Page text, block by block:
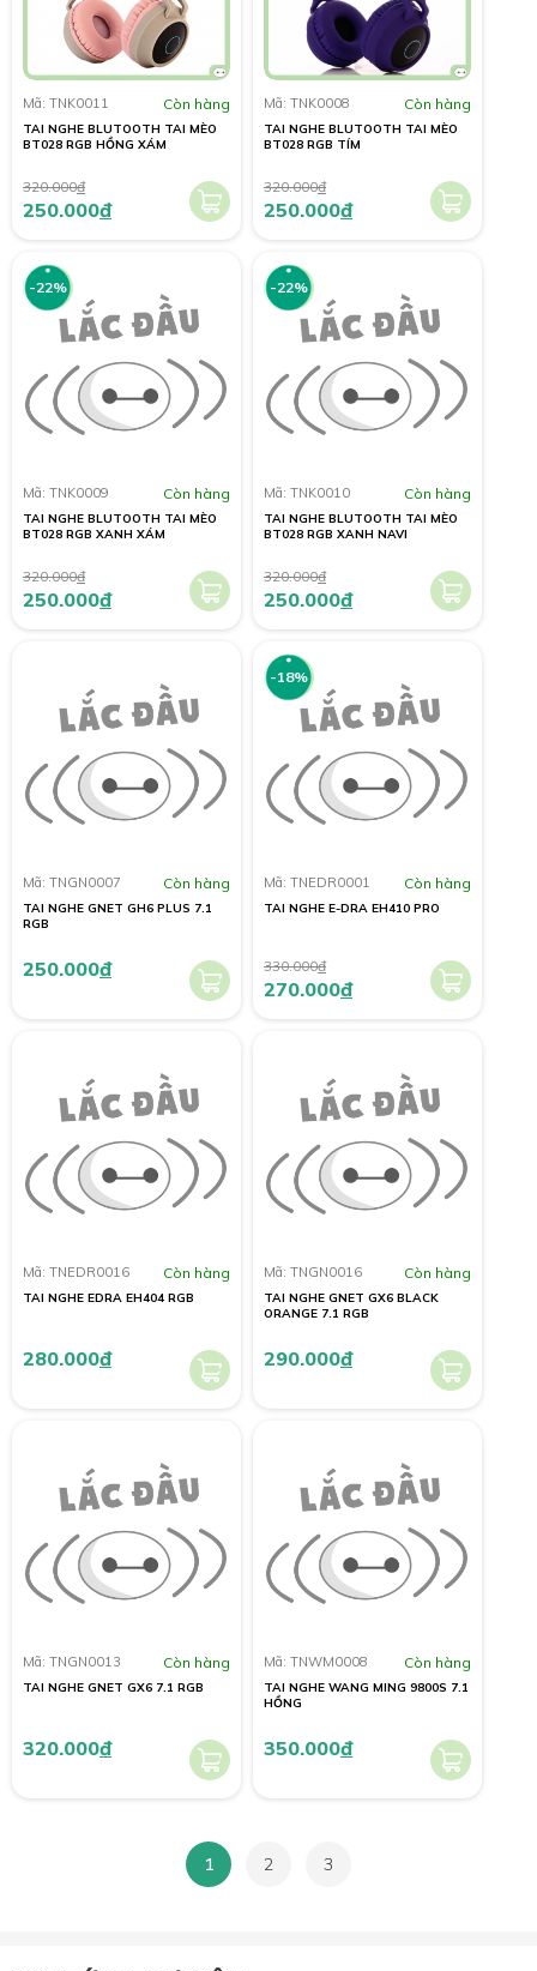
Mã: TNK0011 Còn hàng
TAI NGHE BLUTOOTH TAI MÈO
BT028 RGB HỒNG XÁM
320.000đ
250.000đ
Mã: TNK0008 Còn hàng
TAI NGHE BLUTOOTH TAI MÈO
BT028 RGB TÍM
320.000đ
250.000đ
-22%
Mã: TNK0009 Còn hàng
TAI NGHE BLUTOOTH TAI MÈO
BT028 RGB XANH XÁM
320.000đ
250.000đ
-22%
Mã: TNK0010 Còn hàng
TAI NGHE BLUTOOTH TAI MÈO
BT028 RGB XANH NAVI
320.000đ
250.000đ
Mã: TNGN0007 Còn hàng
TAI NGHE GNET GH6 PLUS 7.1
RGB
250.000đ
-18%
Mã: TNEDR0001 Còn hàng
TAI NGHE E-DRA EH410 PRO
330.000đ
270.000đ
Mã: TNEDR0016 Còn hàng
TAI NGHE EDRA EH404 RGB
280.000đ
Mã: TNGN0016 Còn hàng
TAI NGHE GNET GX6 BLACK
ORANGE 7.1 RGB
290.000đ
Mã: TNGN0013 Còn hàng
TAI NGHE GNET GX6 7.1 RGB
320.000đ
Mã: TNWM0008 Còn hàng
TAI NGHE WANG MING 9800S 7.1
HỒNG
350.000đ
1 2 3